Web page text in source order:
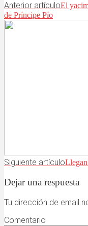
Anterior artículoEl
de Príncipe Pío
Siguiente artículo
Dejar una respuesta
Tu dirección de email
Comentario